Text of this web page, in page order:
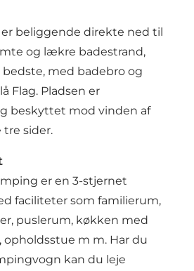
beliggende direkte ned til
og lækre badestrand,
bedste, med badebro og
Flag. Pladsen er
beskyttet mod vinden af
sider.
er en 3-stjernet
faciliteter som familierum,
puslerum, køkken med
opholdsstue m m. Har du
kan du leje